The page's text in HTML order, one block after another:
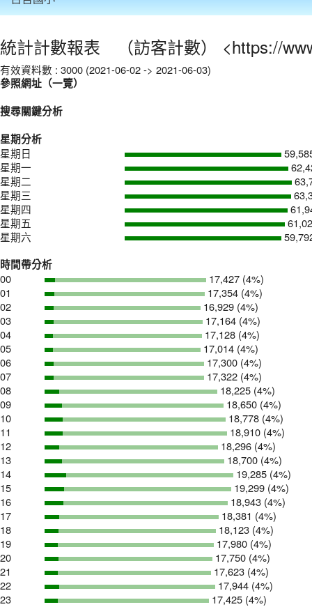
統計計數報表 （訪客計數） <https://
有效資料數 : 3000 (2021-06-02 -> 2021-06-03)
參照網址（一覽）
搜尋關鍵分析
星期分析
星期日
星期一
星期二
星期三
星期四
星期五
星期六
時間帶分析
00
17,427 (4%)
01
17,354 (4%)
02
16,929 (4%)
03
17,164 (4%)
04
17,128 (4%)
05
17,014 (4%)
06
17,300 (4%)
07
17,322 (4%)
08
18,225 (4%)
09
18,650 (4%)
10
18,778 (4%)
11
18,910 (4%)
12
18,296 (4%)
13
18,700 (4%)
14
19,285 (4%)
15
19,299 (4%)
16
18,943 (4%)
17
18,381 (4%)
18
18,123 (4%)
19
17,980 (4%)
20
17,750 (4%)
21
17,623 (4%)
22
17,944 (4%)
23
17,425 (4%)